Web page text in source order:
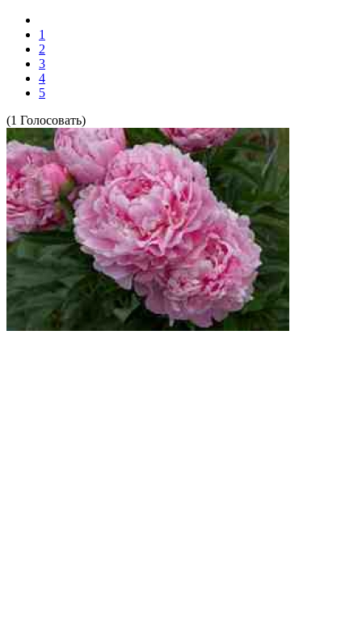
1
2
3
4
5
(1 Голосовать)